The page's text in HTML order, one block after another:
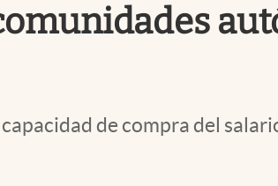
de compra del